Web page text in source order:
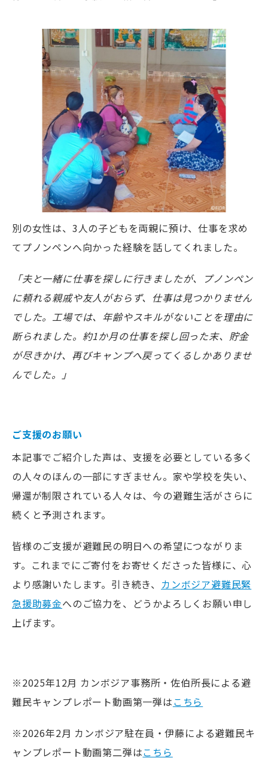
別の女性は、3人の子どもを両親に預け、仕事を求め
てプノンペンへ向かった経験を話してくれました。
「夫と一緒に仕事を探しに行きましたが、プノンペン
に頼れる親戚や友人がおらず、仕事は見つかりません
でした。工場では、年齢やスキルがないことを理由に
断られました。約1か月の仕事を探し回った末、貯金
が尽きかけ、再びキャンプへ戻ってくるしかありませ
んでした。」
ご支援のお願い
本記事でご紹介した声は、支援を必要としている多く
の人々のほんの一部にすぎません。家や学校を失い、
帰還が制限されている人々は、今の避難生活がさらに
続くと予測されます。
皆様のご支援が避難民の明日への希望につながりま
す。これまでにご寄付をお寄せくださった皆様に、心
より感謝いたします。引き続き、 カンボジア避難民緊
急援助募金へのご協力を、どうかよろしくお願い申し
上げます。
※2025年12月 カンボジア事務所・佐伯所長による避
難民キャンプレポート動画第一弾はこちら
※2026年2月 カンボジア駐在員・伊藤による避難民キ
ャンプレポート動画第二弾はこちら